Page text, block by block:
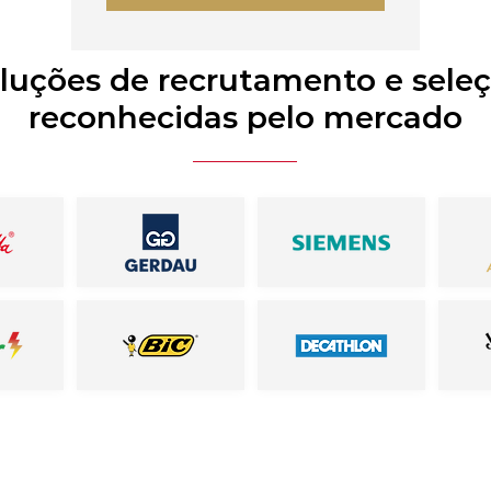
de recrutamento e
reconhecidas pelo mercado